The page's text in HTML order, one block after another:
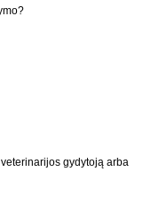
gydytoją arba